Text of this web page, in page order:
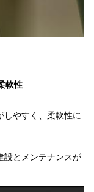
軟性
しやすく、柔軟性に
設とメンテナンスが